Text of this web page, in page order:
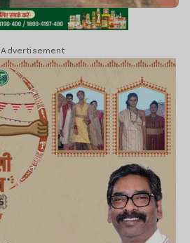
Advertisement